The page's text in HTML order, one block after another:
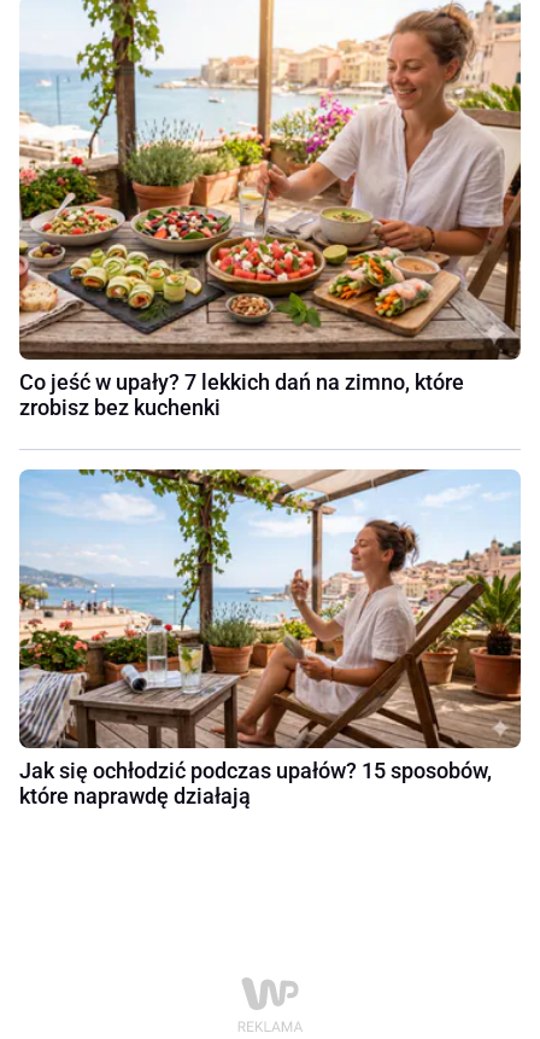
Co jeść w upały? 7 lekkich dań na zimno, które
zrobisz bez kuchenki
Jak się ochłodzić podczas upałów? 15 sposobów,
które naprawdę działają